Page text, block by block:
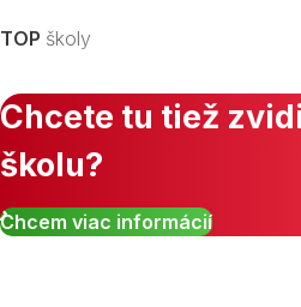
TOP školy
Chcete tu tiež
školu?
Chcem viac informácií